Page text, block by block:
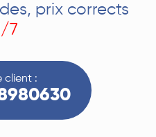
prix corrects
7
client :